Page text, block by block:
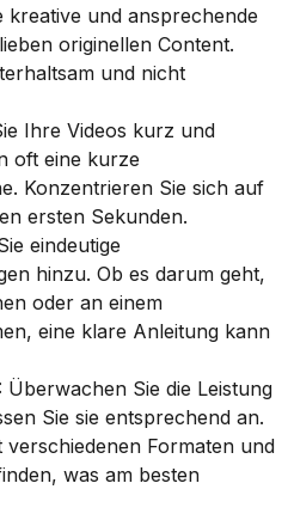
kreative und ansprechende
originellen Content.
und nicht
Ihre Videos kurz und
oft eine kurze
Konzentrieren Sie sich auf
ersten Sekunden.
eindeutige
hinzu. Ob es darum geht,
oder an einem
eine klare Anleitung kann
: Überwachen Sie die Leistung
Sie sie entsprechend an.
verschiedenen Formaten und
was am besten